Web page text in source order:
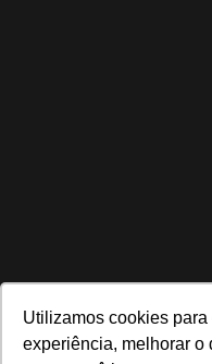
Utilizamos cookies
experiência, melhorar o
Navegue no site